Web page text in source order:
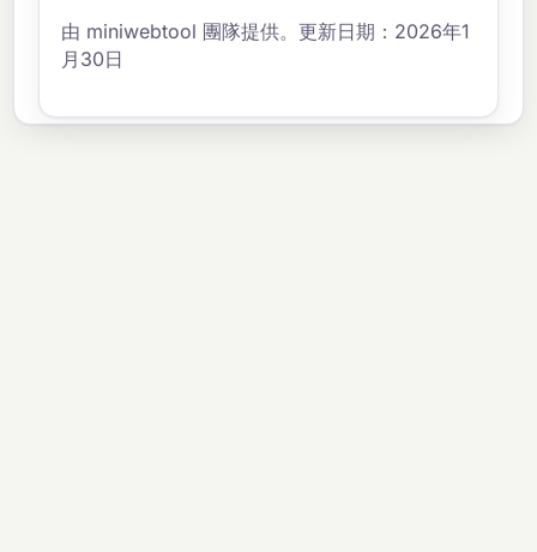
由 miniwebtool 團隊提供。更新日期：2026年1
月30日